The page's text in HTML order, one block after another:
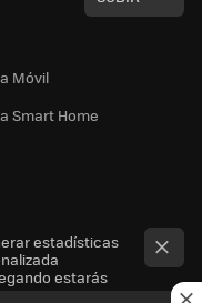
Móvil
Smart Home
estadísticas
estarás